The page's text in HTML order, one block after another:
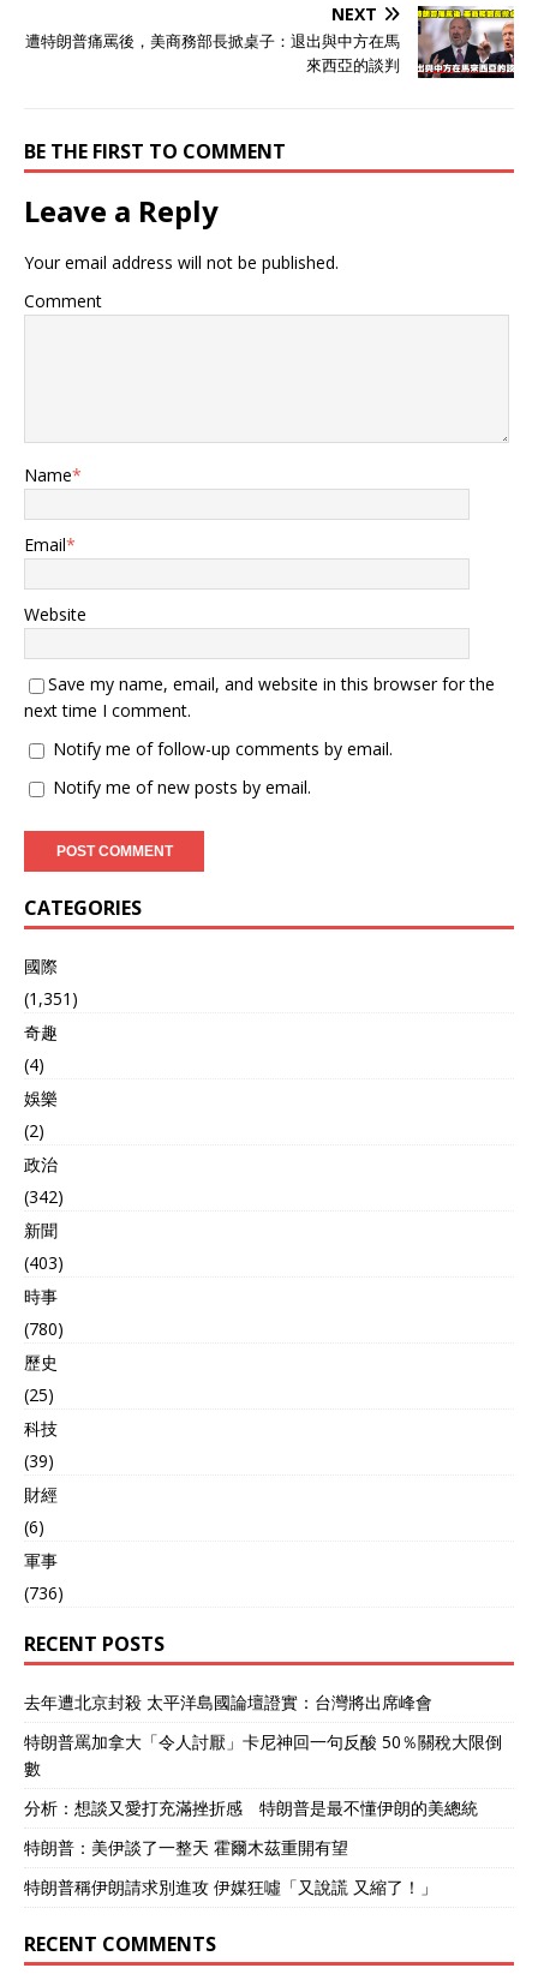
由于其中立国的特性，战争
历史传统，其山地纵横的地
形让仇敌在攻打瑞士时不得
拥有众多国际银行，吸引了
若有国家试图侵略，必然引
起国际社会的广泛反对，甚
至成为众矢之的，因此瑞士
大利亚不主动挑起冲突，外
也是英联邦的成员国，假如
必然不会袖手旁观。以第二
次世界大战为例，日军曾计
联合抵抗下，澳大利亚的损
失几乎可以忽略不计。 如果
谈及地缘优势，加拿大无疑
名列前茅。加拿大与美国接
交和经济关系。在美国的保
对较少。更重要的是，加拿
大可以借助美国的技术优
资源。加拿大是世界第二大
质，其他国家对此充满羡
战，美国必定会参战，敌方
的首个攻击目标将是美国而
非加拿大，这样的情况大大
增强了加拿大的安全性。 理
论上讲，只要这三个国家保
持低调，它们的安全性是非
常高的。然而，近年来瑞士
却逐渐走向不再中立的道
路，加入了北约对俄罗斯的
制裁行列。据统计，截至今
高达74亿瑞士法郎的俄罗斯
资产，并在金融、贸易、航
空等多个领域实施了制裁。
这当初是俄罗斯出于信任才
将财富存放于瑞士银行。然
而，瑞士的立场改变意味着
在冲突加剧时，俄罗斯也有
可能将瑞士作为目标，而像
瑞士这样的国家显然难以独
自抵御。 至于澳大利亚和加
过程中多次挑衅中国，表现
得仿佛离中国的距离就意味
着安全。然而，现实是我们
的军舰早已在两国附近海域
航行，而且我们的“东风快
递”导弹射程达数万公里，澳
所想的那样安全。而一旦第
三次世界大战发生，局势极
可能演变成大规模的核战
争，这种毁灭性的武器使得
所有国家都难以幸免。 因
此，英国媒体的报道不过是
略显轻松的一种观察，国家
安全的根基仍然建立在自身
的实力之上。若单纯论及安
安全水平无疑要高出不少。
对此，大家有何看法呢？
NEXT
遭特朗普痛罵後，美商務部長掀桌子：退出與中方在馬
來西亞的談判
BE THE FIRST TO COMMENT
Leave a Reply
Your email address will not be published.
Comment
Name*
Email*
Website
Save my name, email, and website in this browser for the
next time I comment.
Notify me of follow-up comments by email.
Notify me of new posts by email.
CATEGORIES
國際
(1,351)
奇趣
(4)
娛樂
(2)
政治
(342)
新聞
(403)
時事
(780)
歷史
(25)
科技
(39)
財經
(6)
軍事
(736)
RECENT POSTS
去年遭北京封殺 太平洋島國論壇證實：台灣將出席峰會
特朗普罵加拿大「令人討厭」卡尼神回一句反酸 50％關稅大限倒
數
分析：想談又愛打充滿挫折感 特朗普是最不懂伊朗的美總統
特朗普：美伊談了一整天 霍爾木茲重開有望
特朗普稱伊朗請求別進攻 伊媒狂噓「又說謊 又縮了！」
RECENT COMMENTS